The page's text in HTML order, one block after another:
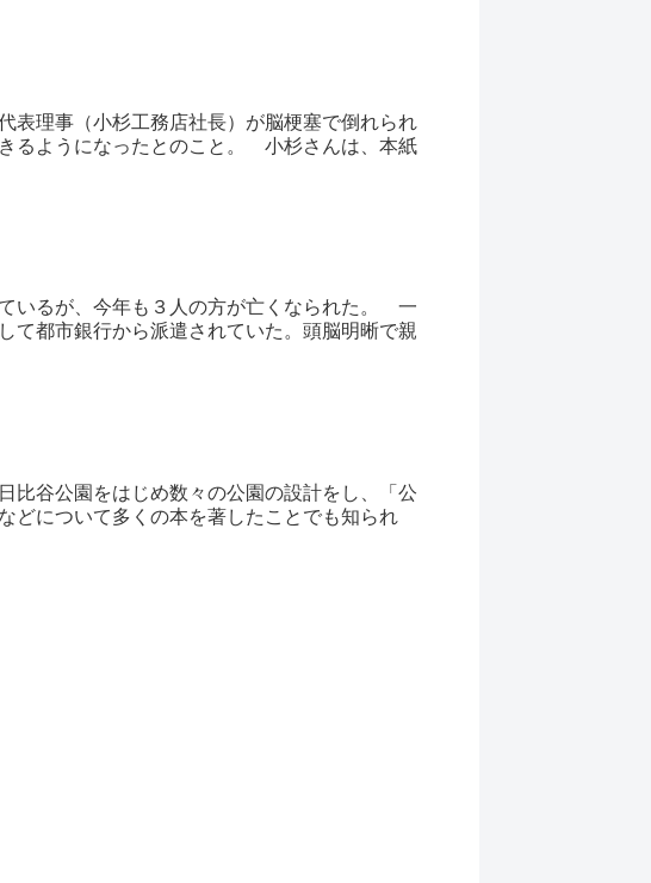
表理事（小杉工務店社長）が脳梗塞で倒れられ
るようになったとのこと。 小杉さんは、本紙
いるが、今年も３人の方が亡くなられた。 一
て都市銀行から派遣されていた。頭脳明晰で親
比谷公園をはじめ数々の公園の設計をし、「公
どについて多くの本を著したことでも知られ